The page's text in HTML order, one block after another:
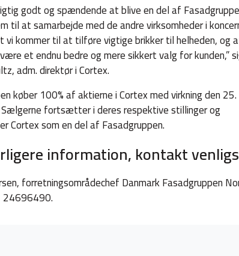
godt og spændende at blive en del af
til at samarbejde med de andre virksomheder i
vi kommer til at tilføre vigtige brikker til helheden, og
et endnu bedre og mere sikkert valg for kunden,”
adm. direktør i Cortex.
køber 100% af aktierne i Cortex med virkning den 25.
fortsætter i deres respektive stillinger og
Cortex som en del af Fasadgruppen.
information, kontakt
forretningsområdechef Danmark Fasadgruppen